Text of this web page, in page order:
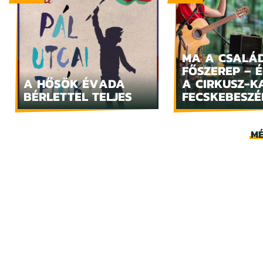
A HŐSÖK ÉVADA
BÉRLETTEL TELJES
MA A
FŐSZEREP –
A CIRKUSZ-